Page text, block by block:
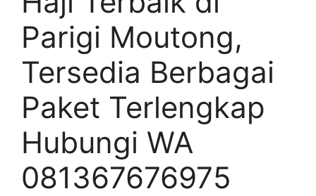
Parigi Moutong,
Tersedia Berbagai
Paket Terlengkap
Hubungi WA
081367676975